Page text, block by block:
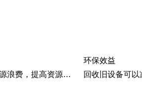
调，通过整合资源和循环利用，可以实现可持续发展。
环保效益
回收旧设备可以减少对环境的污染。例如，酒店通过垃圾分